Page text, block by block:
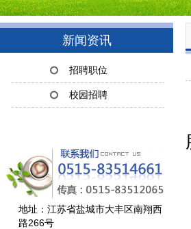
新闻资讯
招聘职位
校园招聘
地址：江苏省盐城市大丰区南翔西
路266号